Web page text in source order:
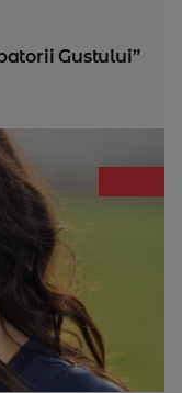
Gustului”